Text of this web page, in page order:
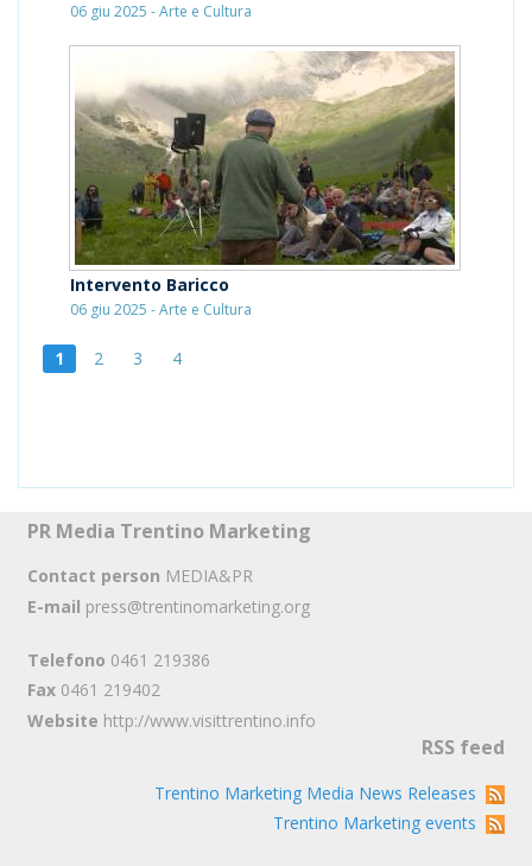
06 giu 2025 - Arte e Cultura
Intervento Baricco
06 giu 2025 - Arte e Cultura
1 2 3 4
PR Media Trentino Marketing
Contact person MEDIA&PR
E-mail press@trentinomarketing.org
Telefono 0461 219386
Fax 0461 219402
Website http://www.visittrentino.info
RSS feed
Trentino Marketing Media News Releases
Trentino Marketing events